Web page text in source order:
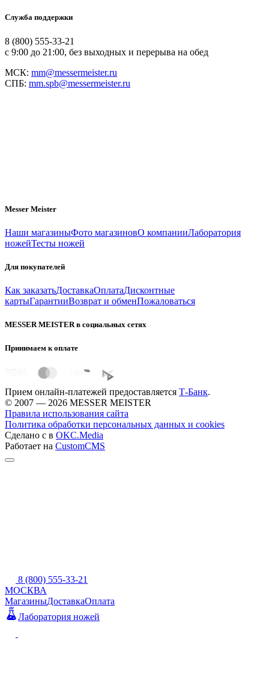
Служба поддержки
8 (800) 555-33-21
с 9:00 до 21:00, без выходных и перерыва на обед
МСК: mm@messermeister.ru
СПБ: mm.spb@messermeister.ru
Messer Meister
Наши магазиныФото магазиновО компанииЛаборатория
ножейТесты ножей
Для покупателей
Как заказатьДоставкаОплатаДисконтные
картыГарантииВозврат и обменПожаловаться
MESSER MEISTER в социальных сетях
Принимаем к оплате
Прием онлайн-платежей предоставляется Т-Банк.
© 2007 — 2026 MESSER MEISTER
Правила использования сайта
Политика обработки персональных данных и cookies
Сделано с в OKC.Media
Работает на CustomCMS
8 (800) 555-33-21
МОСКВА
МагазиныДоставкаОплата
Лаборатория ножей